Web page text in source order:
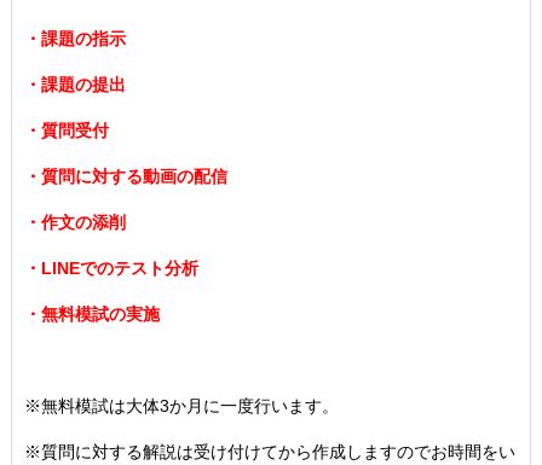
・課題の指示
・課題の提出
・質問受付
・質問に対する動画の配信
・作文の添削
・LINEでのテスト分析
・無料模試の実施
※無料模試は大体3か月に一度行います。
※質問に対する解説は受け付けてから作成しますのでお時間をい